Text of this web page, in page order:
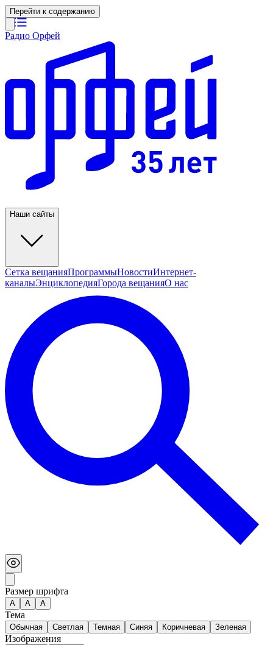
Перейти к содержанию
Радио Орфей
Наши сайты
Сетка вещанияПрограммыНовостиИнтернет-
каналыЭнциклопедияГорода вещанияО нас
Размер шрифта
А A A
Тема
Обычная Светлая Темная Синяя Коричневая Зеленая
Изображения